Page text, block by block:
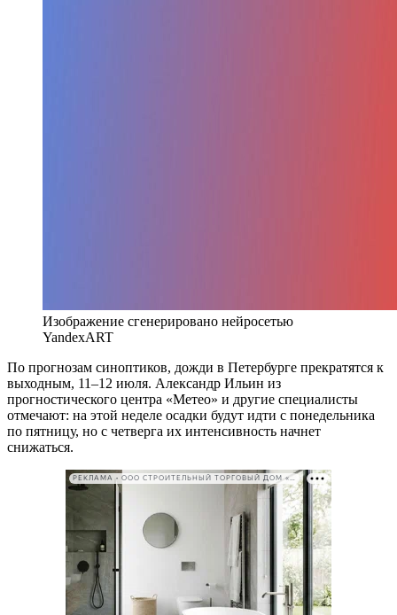
Изображение сгенерировано нейросетью
YandexART
По прогнозам синоптиков, дожди в Петербурге прекратятся к
выходным, 11–12 июля. Александр Ильин из
прогностического центра «Метео» и другие специалисты
отмечают: на этой неделе осадки будут идти с понедельника
по пятницу, но с четверга их интенсивность начнет
снижаться.
РЕКЛАМА • ООО СТРОИТЕЛЬНЫЙ ТОРГОВЫЙ ДОМ «ПЕТРОВИЧ». ИНН: 7802348846